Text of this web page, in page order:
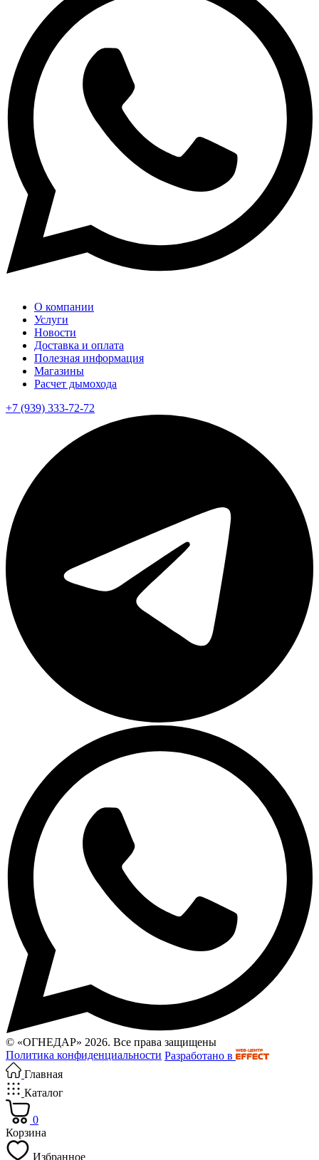
О компании
Услуги
Новости
Доставка и оплата
Полезная информация
Магазины
Расчет дымохода
+7 (939) 333-72-72
© «ОГНЕДАР» 2026. Все права защищены
Политика конфиденциальности Разработано в
Главная
Каталог
0
Корзина
Избранное